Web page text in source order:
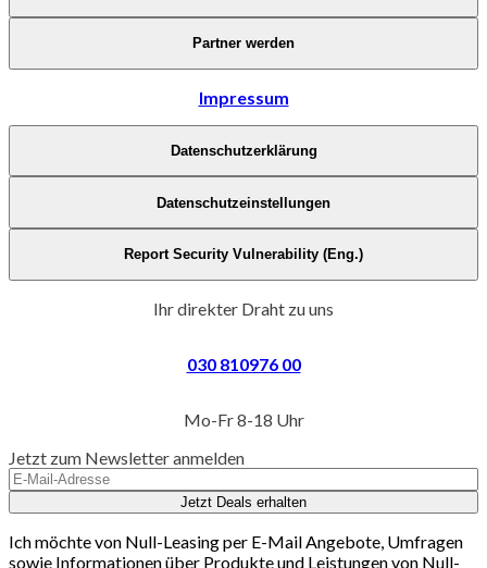
Partner werden
Impressum
Datenschutzerklärung
Datenschutzeinstellungen
Report Security Vulnerability (Eng.)
Ihr direkter Draht zu uns
030 810976 00
Mo-Fr 8-18 Uhr
Jetzt zum Newsletter anmelden
Jetzt Deals erhalten
Ich möchte von Null-Leasing per E-Mail Angebote, Umfragen
sowie Informationen über Produkte und Leistungen von Null-